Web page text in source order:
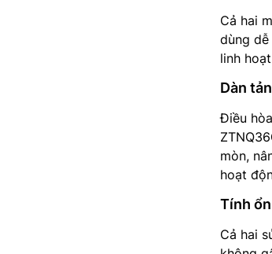
Cả hai
dùng
linh
Dàn
Điều
mòn,
hoạt
Tính
Cả hai